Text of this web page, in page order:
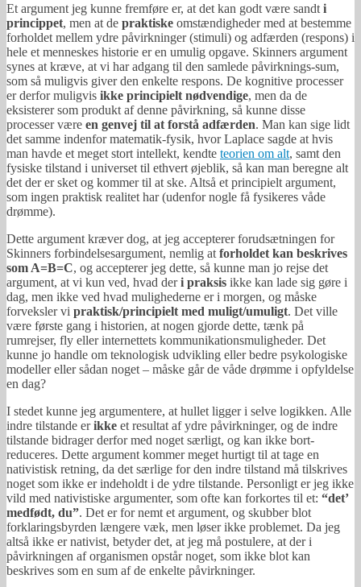
Et argument jeg kunne fremføre er, at det kan godt være sandt i
princippet, men at de praktiske omstændigheder med at bestemme
forholdet mellem ydre påvirkninger (stimuli) og adfærden (respons) i
hele et menneskes historie er en umulig opgave. Skinners argument
synes at kræve, at vi har adgang til den samlede påvirknings-sum,
som så muligvis giver den enkelte respons. De kognitive processer
er derfor muligvis ikke principielt nødvendige, men da de
eksisterer som produkt af denne påvirkning, så kunne disse
processer være en genvej til at forstå adfærden. Man kan sige lidt
det samme indenfor matematik-fysik, hvor Laplace sagde at hvis
man havde et meget stort intellekt, kendte teorien om alt, samt den
fysiske tilstand i universet til ethvert øjeblik, så kan man beregne alt
det der er sket og kommer til at ske. Altså et principielt argument,
som ingen praktisk realitet har (udenfor nogle få fysikeres våde
drømme).
Dette argument kræver dog, at jeg accepterer forudsætningen for
Skinners forbindelsesargument, nemlig at forholdet kan beskrives
som A=B=C, og accepterer jeg dette, så kunne man jo rejse det
argument, at vi kun ved, hvad deri praksis ikke kan lade sig gøre i
dag, men ikke ved hvad mulighederne er i morgen, og måske
forveksler vi praktisk/principielt med muligt/umuligt. Det ville
være første gang i historien, at nogen gjorde dette, tænk på
rumrejser, fly eller internettets kommunikationsmuligheder. Det
kunne jo handle om teknologisk udvikling eller bedre psykologiske
modeller eller sådan noget – måske går de våde drømme i opfyldelse
en dag?
I stedet kunne jeg argumentere, at hullet ligger i selve logikken. Alle
indre tilstande erikke et resultat af ydre påvirkninger, og de indre
tilstande bidrager derfor med noget særligt, og kan ikke bort-
reduceres. Dette argument kommer meget hurtigt til at tage en
nativistisk retning, da det særlige for den indre tilstand må tilskrives
noget som ikke er indeholdt i de ydre tilstande. Personligt er jeg ikke
vild med nativistiske argumenter, som ofte kan forkortes til et: “det’
medfødt, du”. Det er for nemt et argument, og skubber blot
forklaringsbyrden længere væk, men løser ikke problemet. Da jeg
altså ikke er nativist, betyder det, at jeg må postulere, at der i
påvirkningen af organismen opstår noget, som ikke blot kan
beskrives som en sum af de enkelte påvirkninger.